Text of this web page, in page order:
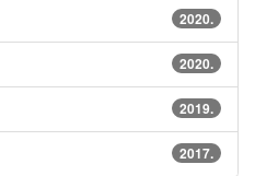
2020.
2020.
2019.
2017.